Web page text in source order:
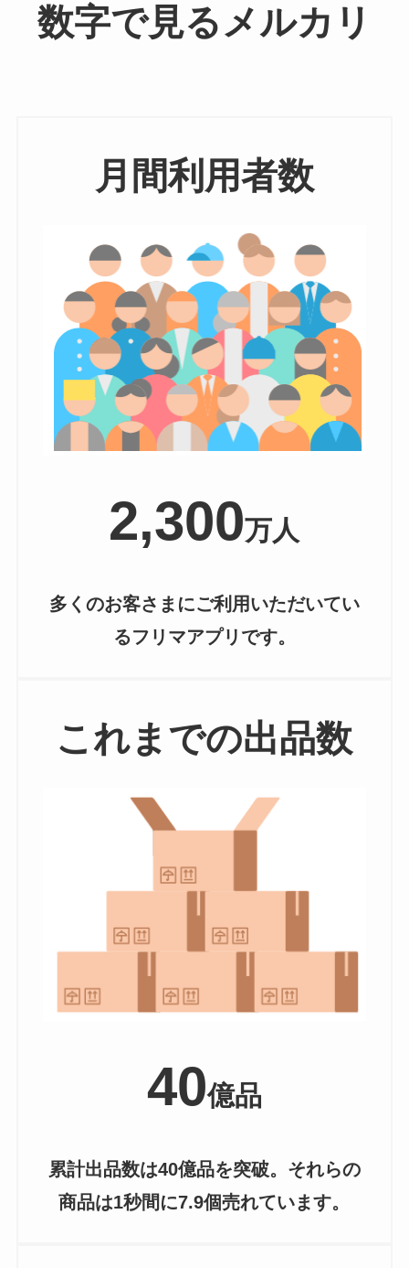
数字で見るメルカリ
月間利用者数
2,300万人
多くのお客さまにご利用いただいてい
るフリマアプリです。
これまでの出品数
40億品
累計出品数は40億品を突破。それらの
商品は1秒間に7.9個売れています。